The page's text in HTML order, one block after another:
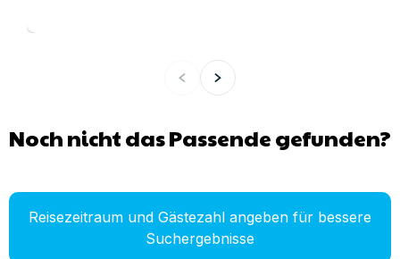
Noch nicht das Passende gefunden?
Reisezeitraum und Gästezahl angeben für bessere
Suchergebnisse